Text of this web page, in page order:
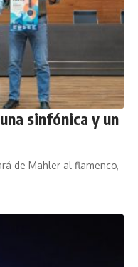
sinfónica y un
de Mahler al flamenco,